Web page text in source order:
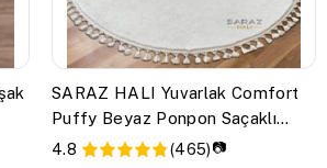
SARAZ HALI Yuvarlak Comfort
Puffy Beyaz Ponpon Saçaklı
Yıkanabilir
4.8 (465) 📷